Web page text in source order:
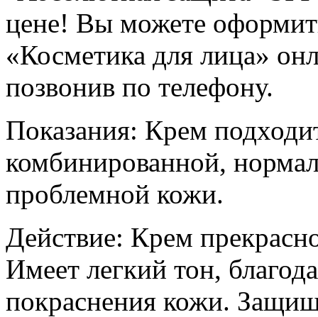
цене! Вы можете
«Косметика для лица»
позвонив по телефону.
Показания: Крем
комбинированной,
проблемной кожи.
Действие: Крем
Имеет легкий тон,
покраснения кожи.